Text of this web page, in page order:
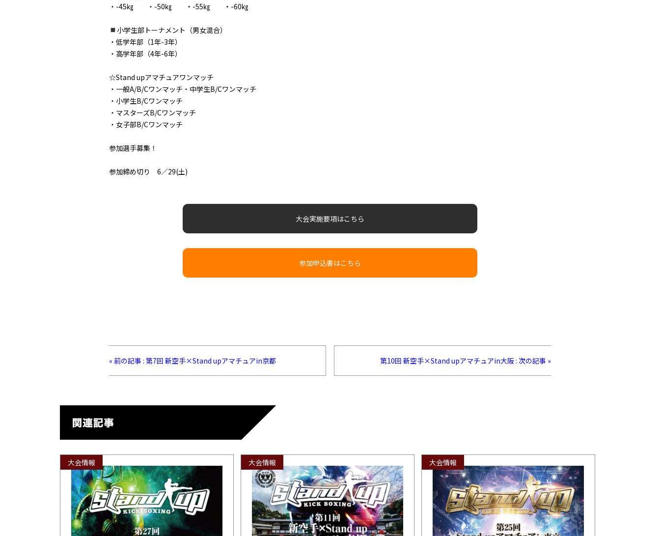
・-45㎏ ・-50㎏ ・-55㎏ ・-60㎏
小学生部トーナメント（男女混合）
・低学年部（1年-3年）
・高学年部（4年-6年）
☆Stand upアマチュアワンマッチ
・一般A/B/Cワンマッチ・中学生B/Cワンマッチ
・小学生B/Cワンマッチ
・マスターズB/Cワンマッチ
・女子部B/Cワンマッチ
参加選手募集！
参加締め切り 6／29(土)
大会実施要項はこちら
参加申込書はこちら
« 前の記事 : 第7回 新空手×Stand upアマチュアin京都 第10回 新空手×Stand upアマチュアin大阪 : 次の記事 »
大会情報 大会情報 大会情報